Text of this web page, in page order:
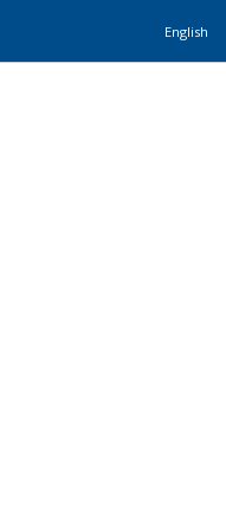
English